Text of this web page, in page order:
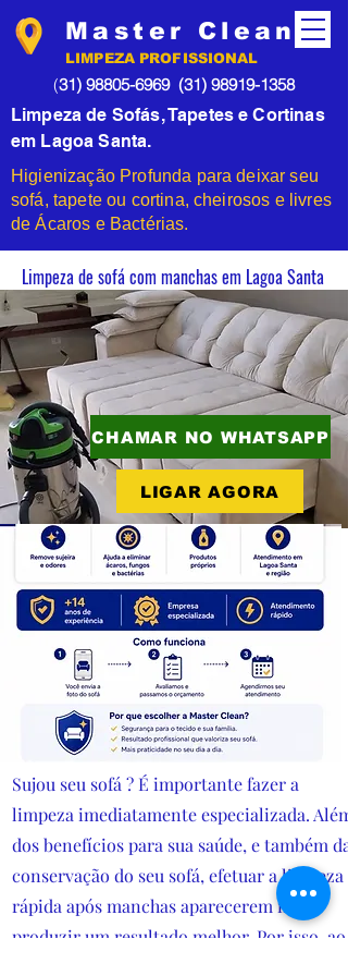
Master Clean
(31) 98805-6969 (31) 98919-1358
LIMPEZA PROFISSIONAL
Limpeza de Sofás, Tapetes e Cortinas
em Lagoa Santa.
Higienização Profunda para deixar seu
sofá, tapete ou cortina, cheirosos e livres
de Ácaros e Bactérias.
Limpeza de sofá com manchas em Lagoa Santa
CHAMAR NO WHATSAPP
LIGAR AGORA
Sujou seu sofá ? É importante fazer a
limpeza imediatamente especializada. Além
dos benefícios para sua saúde, e também da
conservação do seu sofá, efetuar a limpeza
rápida após manchas aparecerem irão
produzir um resultado melhor. Por isso, ao